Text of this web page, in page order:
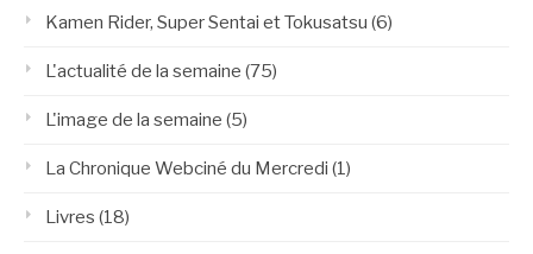
Kamen Rider, Super Sentai et Tokusatsu (6)
L'actualité de la semaine (75)
L'image de la semaine (5)
La Chronique Webciné du Mercredi (1)
Livres (18)